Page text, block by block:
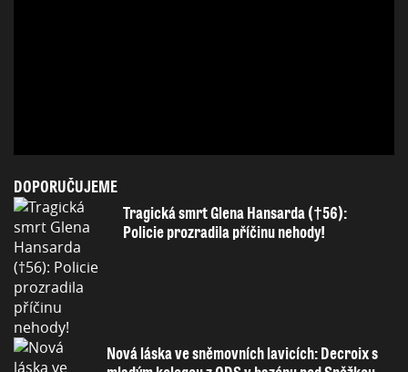
DOPORUČUJEME
Tragická smrt Glena Hansarda (†56):
Policie prozradila příčinu nehody!
Nová láska ve sněmovních lavicích: Decroix s